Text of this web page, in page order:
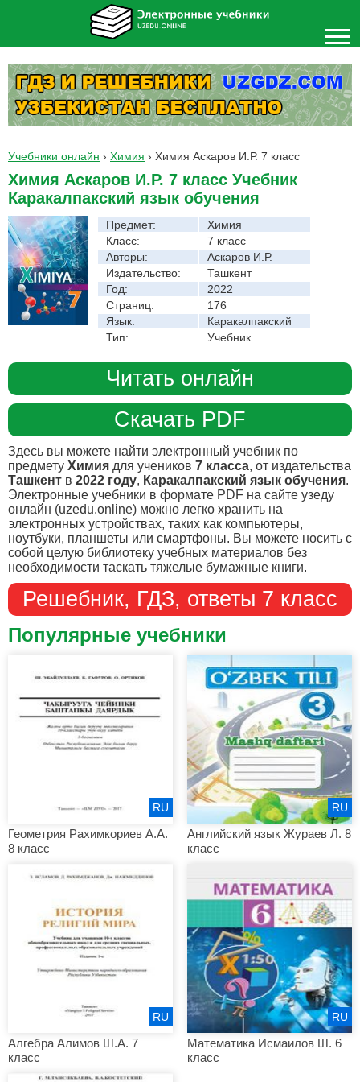
Учебники онлайн › Химия › Химия Аскаров И.Р. 7 класс
Химия Аскаров И.Р. 7 класс Учебник
Каракалпакский язык обучения
Предмет:
Химия
Класс:
7 класс
Авторы:
Аскаров И.Р.
Издательство:
Ташкент
Год:
2022
Страниц:
176
Язык:
Каракалпакский
Тип:
Учебник
Читать онлайн
Скачать PDF
Здесь вы можете найти электронный учебник по
предмету Химия для учеников 7 класса, от издательства
Ташкент в 2022 году, Каракалпакский язык обучения.
Электронные учебники в формате PDF на сайте узеду
онлайн (uzedu.online) можно легко хранить на
электронных устройствах, таких как компьютеры,
ноутбуки, планшеты или смартфоны. Вы можете носить с
собой целую библиотеку учебных материалов без
необходимости таскать тяжелые бумажные книги.
Решебник, ГДЗ, ответы 7 класс
Популярные учебники
Геометрия Рахимкориев А.А.
8 класс
RU
Английский язык Жураев Л. 8
класс
RU
Алгебра Алимов Ш.А. 7
класс
RU
Математика Исмаилов Ш. 6
класс
RU